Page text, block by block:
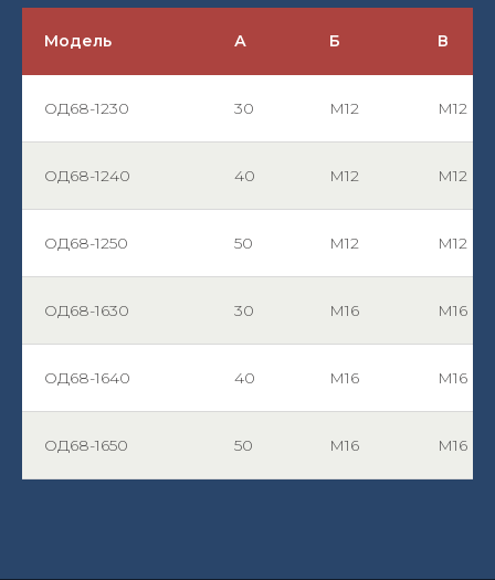
Модель А Б В
ОД68-1230 30 М12 М12
ОД68-1240 40 М12 М12
ОД68-1250 50 М12 М12
ОД68-1630 30 М16 М16
ОД68-1640 40 М16 М16
ОД68-1650 50 М16 М16